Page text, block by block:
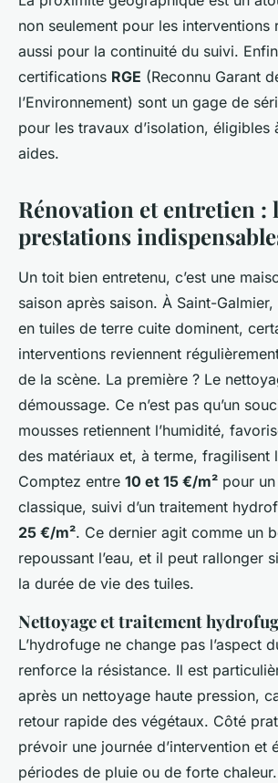
non seulement pour les interventions
aussi pour la continuité du suivi.
certifications RGE (Reconnu Garant
l’Environnement) sont un gage de
pour les travaux d’isolation, éligibles
aides.
Rénovation et entretien :
prestations
Un toit bien entretenu, c’est une
saison après saison. À Saint-
en tuiles de terre cuite dominent,
interventions reviennent
de la scène. La première ? Le
démoussage. Ce n’est pas qu’un
mousses retiennent l’humidité,
des matériaux et, à terme, fragilisent
Comptez entre 10 et 15 €/m² pour
classique, suivi d’un traitement
25 €/m². Ce dernier agit comme un
repoussant l’eau, et il peut rallonger
la durée de vie des tuiles.
Nettoyage et traitement
L’hydrofuge ne change pas l’aspect
renforce la résistance. Il est
après un nettoyage haute pression,
retour rapide des végétaux. Côté
prévoir une journée d’intervention et
périodes de pluie ou de forte chaleur.